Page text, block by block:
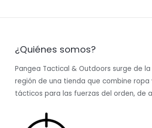
¿Quiénes somos?
Pangea Tactical & Outdoors surge de
región de una tienda que combine
tácticos para las fuerzas del orden, de